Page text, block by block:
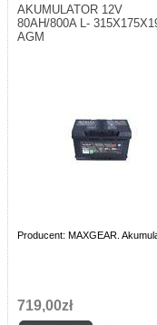
AKUMULATOR 12V
80AH/800A L-
AGM
Producent: MAXGEAR.
719,00zł